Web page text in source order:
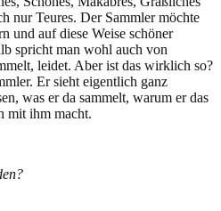
nur Teures. Der Sammler möchte
und auf diese Weise schöner
spricht man wohl auch von
leidet. Aber ist das wirklich so?
Er sieht eigentlich ganz
was er da sammelt, warum er das
mit ihm macht.